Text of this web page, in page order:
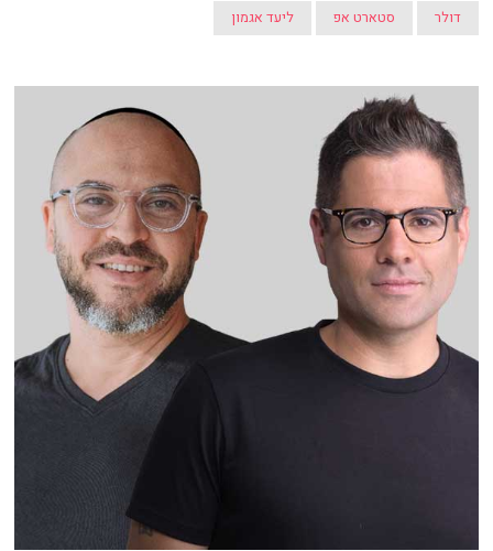
דולר סטארט אפ ליעד אגמון